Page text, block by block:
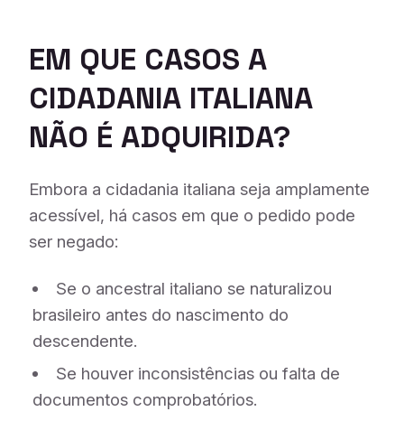
EM QUE CASOS A
CIDADANIA ITALIANA
NÃO É ADQUIRIDA?
Embora a cidadania italiana seja amplamente
acessível, há casos em que o pedido pode
ser negado:
Se o ancestral italiano se naturalizou
brasileiro antes do nascimento do
descendente.
Se houver inconsistências ou falta de
documentos comprobatórios.